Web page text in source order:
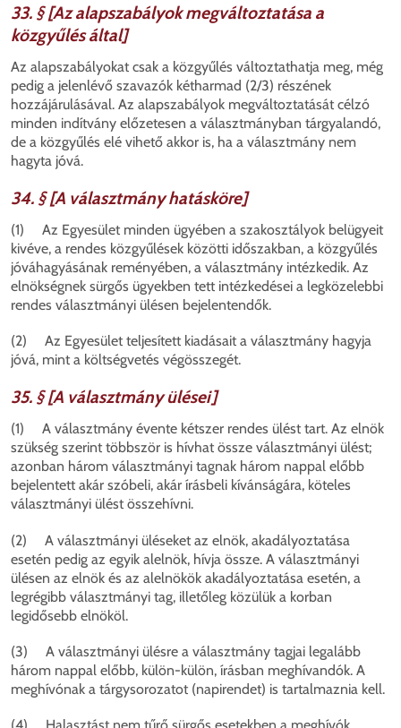
33. § [Az alapszabályok megváltoztatása a
közgyűlés által]
Az alapszabályokat csak a közgyűlés változtathatja meg, még
pedig a jelenlévő szavazók kétharmad (2/3) részének
hozzájárulásával. Az alapszabályok megváltoztatását célzó
minden indítvány előzetesen a választmányban tárgyalandó,
de a közgyűlés elé vihető akkor is, ha a választmány nem
hagyta jóvá.
34. § [A választmány hatásköre]
(1) Az Egyesület minden ügyében a szakosztályok belügyeit
kivéve, a rendes közgyűlések közötti időszakban, a közgyűlés
jóváhagyásának reményében, a választmány intézkedik. Az
elnökségnek sürgős ügyekben tett intézkedései a legközelebbi
rendes választmányi ülésen bejelentendők.
(2) Az Egyesület teljesített kiadásait a választmány hagyja
jóvá, mint a költségvetés végösszegét.
35. § [A választmány ülései]
(1) A választmány évente kétszer rendes ülést tart. Az elnök
szükség szerint többször is hívhat össze választmányi ülést;
azonban három választmányi tagnak három nappal előbb
bejelentett akár szóbeli, akár írásbeli kívánságára, köteles
választmányi ülést összehívni.
(2) A választmányi üléseket az elnök, akadályoztatása
esetén pedig az egyik alelnök, hívja össze. A választmányi
ülésen az elnök és az alelnökök akadályoztatása esetén, a
legrégibb választmányi tag, illetőleg közülük a korban
legidősebb elnököl.
(3) A választmányi ülésre a választmány tagjai legalább
három nappal előbb, külön-külön, írásban meghívandók. A
meghívónak a tárgysorozatot (napirendet) is tartalmaznia kell.